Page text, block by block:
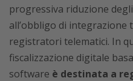
progressiva riduzione
all’obbligo di integrazione
registratori telematici. In
fiscalizzazione digitale
software è destinata a